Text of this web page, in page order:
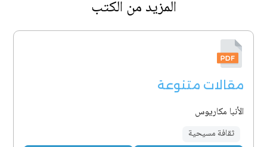
المزيد من الكتب
مقالات متنوعة
الأنبا مكاريوس
ثقافة مسيحية